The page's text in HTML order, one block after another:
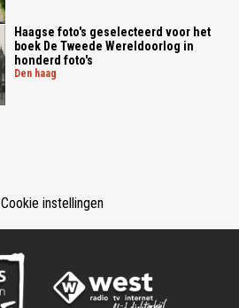
Haagse foto's geselecteerd voor het
boek De Tweede Wereldoorlog in
honderd foto's
den haag
Cookie instellingen